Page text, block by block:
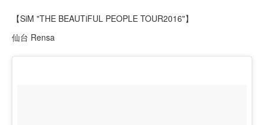
【SiM "THE BEAUTiFUL PEOPLE TOUR2016"】
仙台 Rensa